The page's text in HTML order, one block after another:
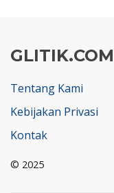
GLITIK.COM
Tentang Kami
Kebijakan Privasi
Kontak
© 2025